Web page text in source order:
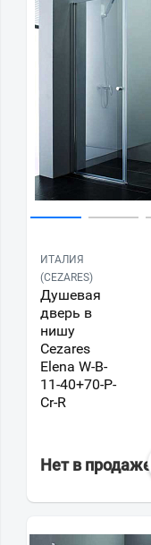
ИТАЛИЯ
(CEZARES)
Душевая
дверь в
нишу
Cezares
Elena W-B-
11-40+70-P-
Cr-R
Нет в продаже